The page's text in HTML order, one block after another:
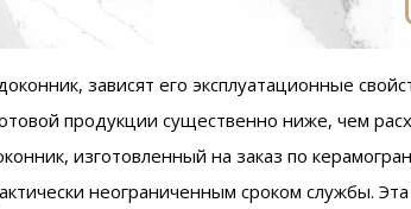
зависят его эксплуатационные
продукции существенно ниже, чем
изготовленный на заказ по
неограниченным сроком службы.